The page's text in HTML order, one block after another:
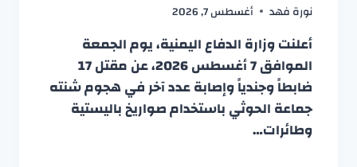
نورة فهد أغسطس 7, 2026
أعلنت وزارة الدفاع اليمنية، يوم الجمعة
الموافق 7 أغسطس 2026، عن مقتل 17
ضابطاً وجندياً وإصابة عدد آخر في هجوم شنته
جماعة الحوثي باستخدام صواريخ باليستية
وطائرات…